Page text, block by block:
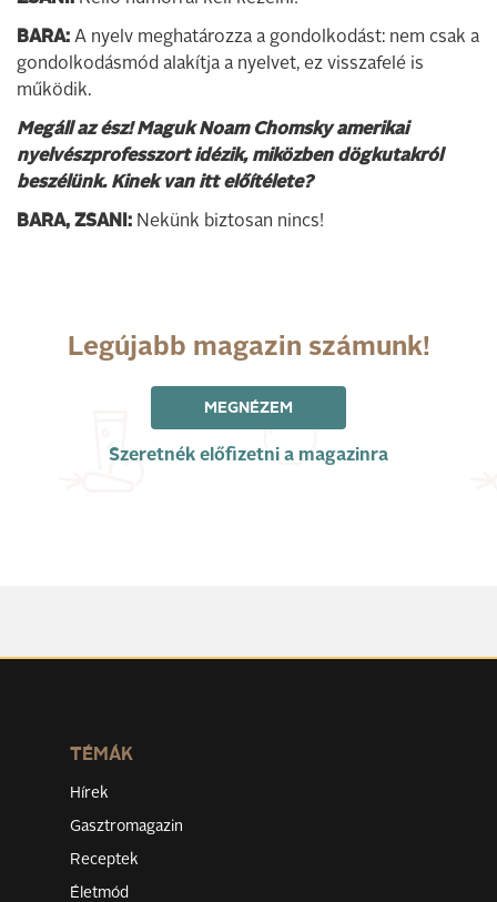
BARA: A nyelv meghatározza a gondolkodást: nem csak a
gondolkodásmód alakítja a nyelvet, ez visszafelé is
működik.
Megáll az ész! Maguk Noam Chomsky amerikai
nyelvészprofesszort idézik, miközben dögkutakról
beszélünk. Kinek van itt előítélete?
BARA, ZSANI: Nekünk biztosan nincs!
Legújabb magazin számunk!
MEGNÉZEM
Szeretnék előfizetni a magazinra
TÉMÁK
Hírek
Gasztromagazin
Receptek
Életmód